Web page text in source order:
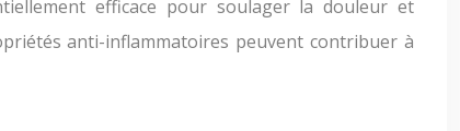
efficace pour soulager la douleur et
anti-inflammatoires peuvent contribuer à